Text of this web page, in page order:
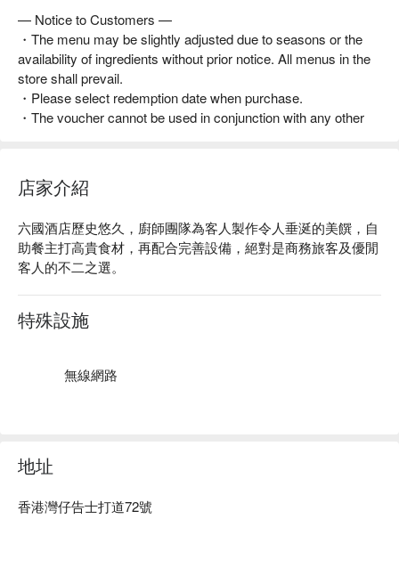
Soup:
Buddha Jumps Over the Wall (One Serve) ｜Russian Borsch
Soup
Carving:
Salmon｜Tuna｜Sword Fish｜Arkshell｜Shrimp｜Octopus｜
Assorted Diced Sashimi with Rice
｜Cold Cut｜Pork Terrine｜Assorted Cheese Platter
Caprese Salad with Tomatoes, Basil & Mozzarella｜Quinoa,
Salad｜Mango, Avocado & White Beans Salad｜Spiced
Roasted Carrot & Feta Cheese Salad with Puy Lentil｜Lotus
Root, Fish Maw & Black Fungus Salad
— Notice to Customers —
・The menu may be slightly adjusted due to seasons or the
availability of ingredients without prior notice. All menus in the
store shall prevail.
・Please select redemption date when purchase.
・The voucher cannot be used in conjunction with any other
店家介紹
六國酒店歷史悠久，廚師團隊為客人製作令人垂涎的美饌，自
助餐主打高貴食材，再配合完善設備，絕對是商務旅客及優閒
客人的不二之選。
特殊設施
無線網路
地址
香港灣仔告士打道72號